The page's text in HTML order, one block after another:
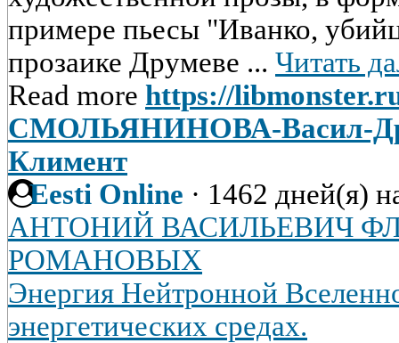
примере пьесы "Иванко,
прозаике Друмеве ... Читать
Read more https://
СМОЛЬЯНИНОВА-Васил-
Климент
Eesti Online · 1462 дней(я)
АНТОНИЙ ВАСИЛЬЕВИЧ
РОМАНОВЫХ
Энергия Нейтронной
энергетических средах.